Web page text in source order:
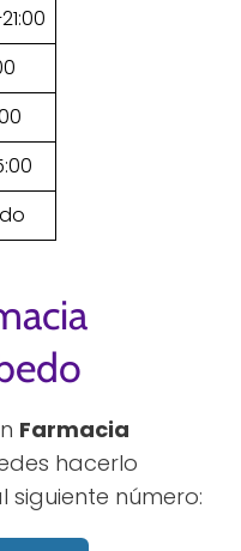
Farmacia
hacerlo
número: